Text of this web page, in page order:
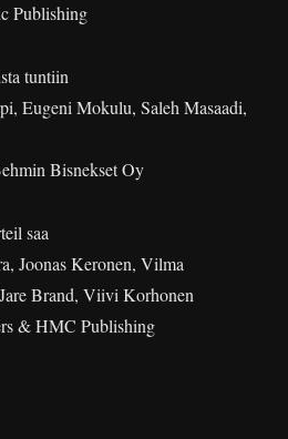
Publishing
tuntiin
Eugeni Mokulu, Saleh Masaadi,
Bisnekset Oy
saa
Joonas Keronen, Vilma
Brand, Viivi Korhonen
& HMC Publishing